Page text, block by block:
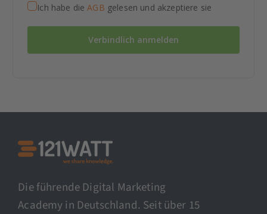
Ich habe dieAGB gelesen und akzeptiere sie
Verbindlich anmelden
Die führende Digital Marketing
Academy in Deutschland. Seit über 15